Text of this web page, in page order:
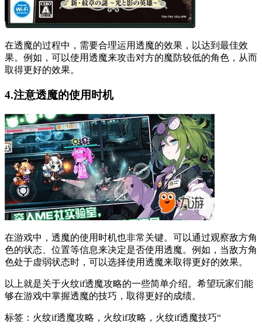
在透魔的过程中，需要合理运用透魔的效果，以达到最佳效
果。例如，可以使用透魔来攻击对方的魔防较低的角色，从而
取得更好的效果。
4.注意透魔的使用时机
在游戏中，透魔的使用时机也非常关键。可以通过观察敌方角
色的状态、位置等信息来决定是否使用透魔。例如，当敌方角
色处于虚弱状态时，可以选择使用透魔来取得更好的效果。
以上就是关于火纹if透魔攻略的一些简单介绍。希望玩家们能
够在游戏中掌握透魔的技巧，取得更好的成绩。
标签： 火纹if透魔攻略，火纹if攻略，火纹if透魔技巧“